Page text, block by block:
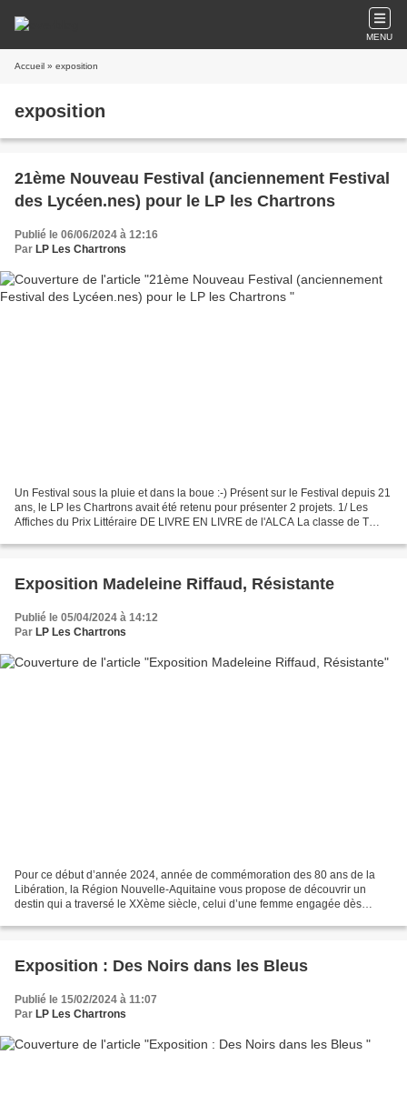
MENU
Accueil » exposition
exposition
21ème Nouveau Festival (anciennement Festival
des Lycéen.nes) pour le LP les Chartrons
Publié le 06/06/2024 à 12:16
Par LP Les Chartrons
Un Festival sous la pluie et dans la boue :-) Présent sur le Festival depuis 21
ans, le LP les Chartrons avait été retenu pour présenter 2 projets. 1/ Les
Affiches du Prix Littéraire DE LIVRE EN LIVRE de l'ALCA La classe de T
Exposition Madeleine Riffaud, Résistante
Publié le 05/04/2024 à 14:12
Par LP Les Chartrons
Pour ce début d’année 2024, année de commémoration des 80 ans de la
Libération, la Région Nouvelle-Aquitaine vous propose de découvrir un
destin qui a traversé le XXème siècle, celui d’une femme engagée dès
Exposition : Des Noirs dans les Bleus
Publié le 15/02/2024 à 11:07
Par LP Les Chartrons